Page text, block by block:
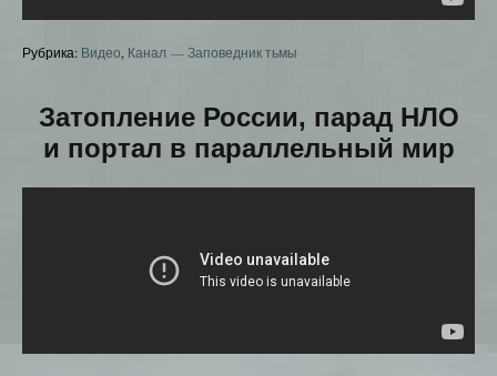
Рубрика: Видео Канал — Заповедник тьмы
Затопление России, парад НЛО
и портал в параллельный мир